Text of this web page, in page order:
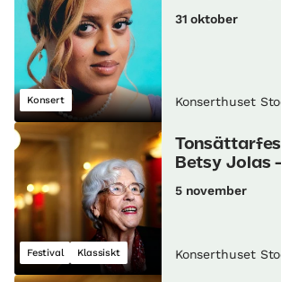
Konsert
31 oktober
Konserthuset
Festival Klassiskt
Betsy Jolas
5 november
Konserthuset